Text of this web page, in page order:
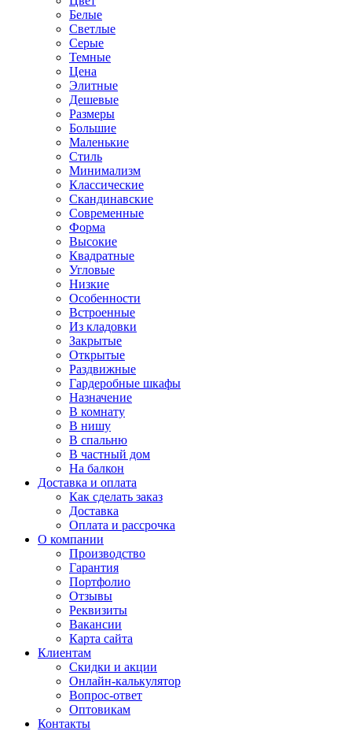
Белые
Светлые
Серые
Темные
Цена
Элитные
Дешевые
Размеры
Большие
Маленькие
Стиль
Минимализм
Классические
Скандинавские
Современные
Форма
Высокие
Квадратные
Угловые
Низкие
Особенности
Встроенные
Из кладовки
Закрытые
Открытые
Раздвижные
Гардеробные шкафы
Назначение
В комнату
В нишу
В спальню
В частный дом
На балкон
Доставка и оплата
Как сделать заказ
Доставка
Оплата и рассрочка
О компании
Производство
Гарантия
Портфолио
Отзывы
Реквизиты
Вакансии
Карта сайта
Клиентам
Скидки и акции
Онлайн-калькулятор
Вопрос-ответ
Оптовикам
Контакты